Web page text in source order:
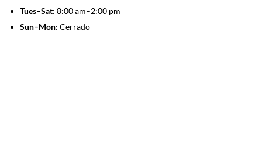
Tues–Sat: 8:00 am–2:00 pm
Sun–Mon: Cerrado